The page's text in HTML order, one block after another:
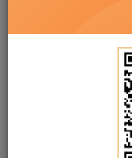
正文开始阅读，